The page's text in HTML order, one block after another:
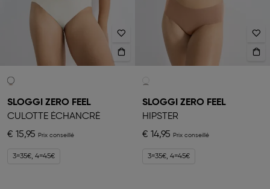
SLOGGI ZERO FEEL
CULOTTE ÉCHANCRÉ
€ 15,95
3=35€, 4=45€
SLOGGI ZERO FEEL
HIPSTER
€ 14,95
3=35€, 4=45€